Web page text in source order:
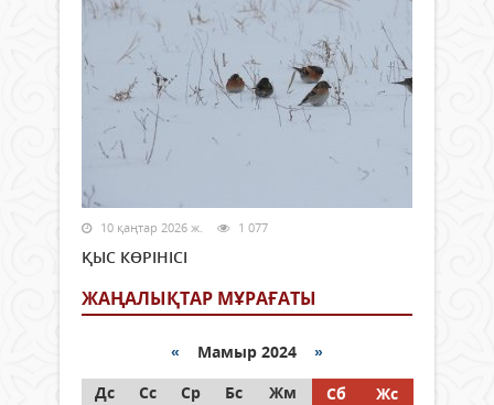
10 қаңтар 2026 ж. 1 077
ҚЫС КӨРІНІСІ
ЖАҢАЛЫҚТАР МҰРАҒАТЫ
« Мамыр 2024 »
Дс
Сс Ср Бс Жм Сб
Жс